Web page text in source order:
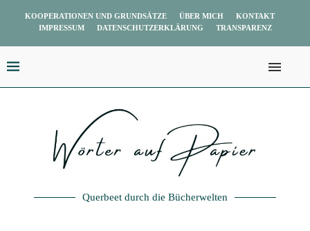
KOOPERATIONEN UND GRUNDSÄTZE ÜBER MICH
KONTAKT
IMPRESSUM
DATENSCHUTZERKLÄRUNG TRANSPARENZ
Querbeet durch die Bücherwelten